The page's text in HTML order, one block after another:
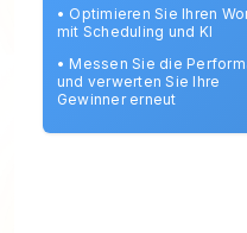
• Optimieren Sie Ihren
mit Scheduling und KI
• Messen Sie die
und verwerten Sie Ihre
Gewinner erneut